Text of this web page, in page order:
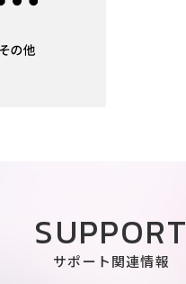
SUPPORT
サポート関連情報